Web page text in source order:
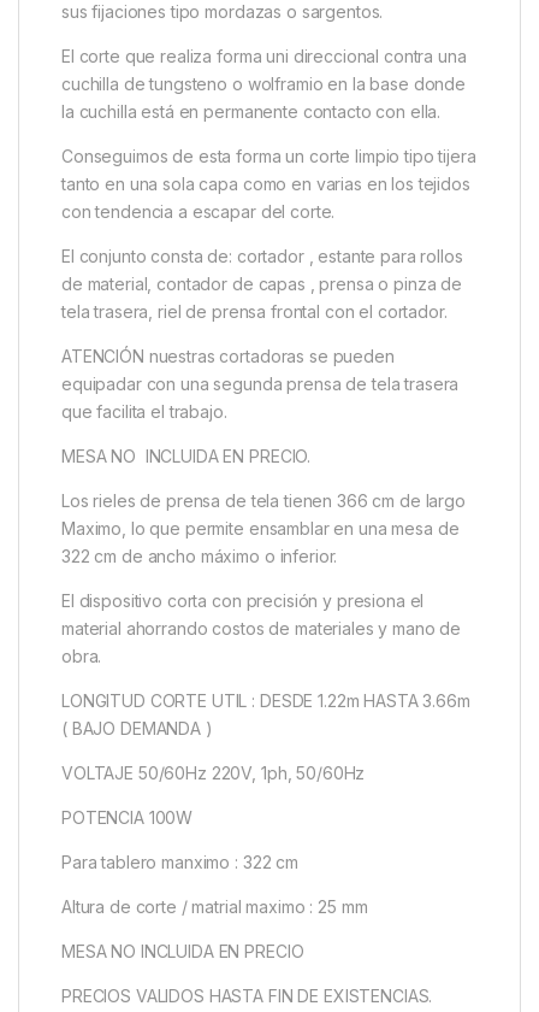
sus fijaciones tipo mordazas o sargentos.
El corte que realiza forma uni direccional contra una
cuchilla de tungsteno o wolframio en la base donde
la cuchilla está en permanente contacto con ella.
Conseguimos de esta forma un corte limpio tipo tijera
tanto en una sola capa como en varias en los tejidos
con tendencia a escapar del corte.
El conjunto consta de: cortador , estante para rollos
de material, contador de capas , prensa o pinza de
tela trasera, riel de prensa frontal con el cortador.
ATENCIÓN nuestras cortadoras se pueden
equipadar con una segunda prensa de tela trasera
que facilita el trabajo.
MESA NO INCLUIDA EN PRECIO.
Los rieles de prensa de tela tienen 366 cm de largo
Maximo, lo que permite ensamblar en una mesa de
322 cm de ancho máximo o inferior.
El dispositivo corta con precisión y presiona el
material ahorrando costos de materiales y mano de
obra.
LONGITUD CORTE UTIL : DESDE 1.22m HASTA 3.66m
( BAJO DEMANDA )
VOLTAJE 50/60Hz 220V, 1ph, 50/60Hz
POTENCIA 100W
Para tablero manximo : 322 cm
Altura de corte / matrial maximo : 25 mm
MESA NO INCLUIDA EN PRECIO
PRECIOS VALIDOS HASTA FIN DE EXISTENCIAS.